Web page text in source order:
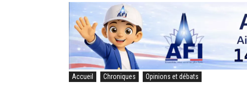
Accueil Chroniques Opinions et débats